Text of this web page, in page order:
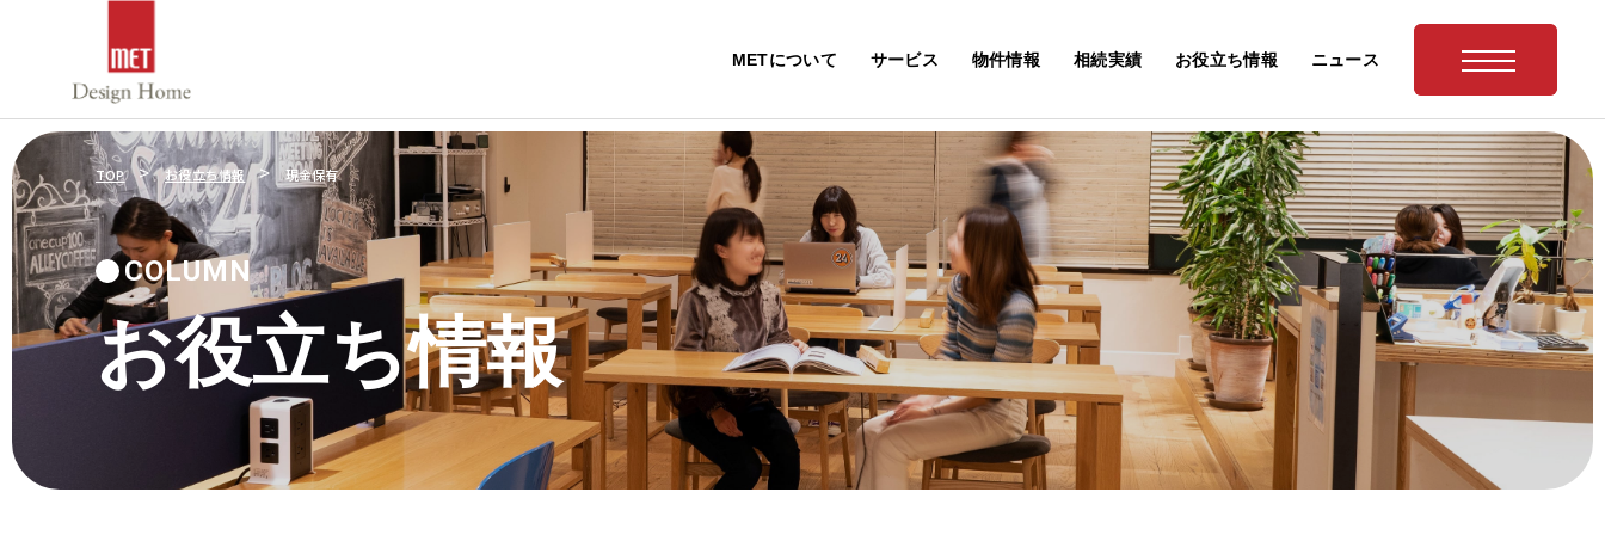
METについて サービス 物件情報 相続実績 お役立ち情報 ニュース
TOP > お役立ち情報 > 現金保有
COLUMN
お役立ち情報